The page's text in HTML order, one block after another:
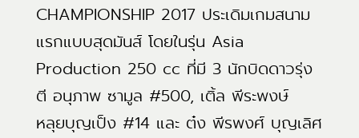
CHAMPIONSHIP 2017 ประเดิมเกมสนาม
แรกแบบสุดมันส์ โดยในรุ่น Asia
Production 250 cc ที่มี 3 นักบิดดาวรุ่ง
ตี อนุภาพ ซามูล #500, เติ้ล พีระพงษ์
หลุยบุญเป็ง #14 และ ต๋ง พีรพงศ์ บุญเลิศ